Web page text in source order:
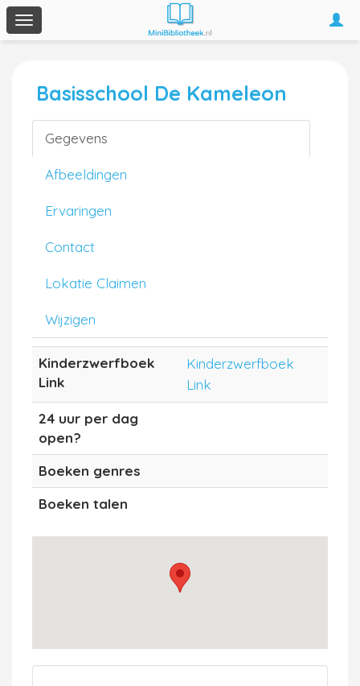
Toggle
navigation
Basisschool De Kameleon
Gegevens
Afbeeldingen
Ervaringen
Contact
Lokatie Claimen
Wijzigen
Kinderzwerfboek
Link
Kinderzwerfboek
Link
24 uur per dag
open?
Boeken genres
Boeken talen